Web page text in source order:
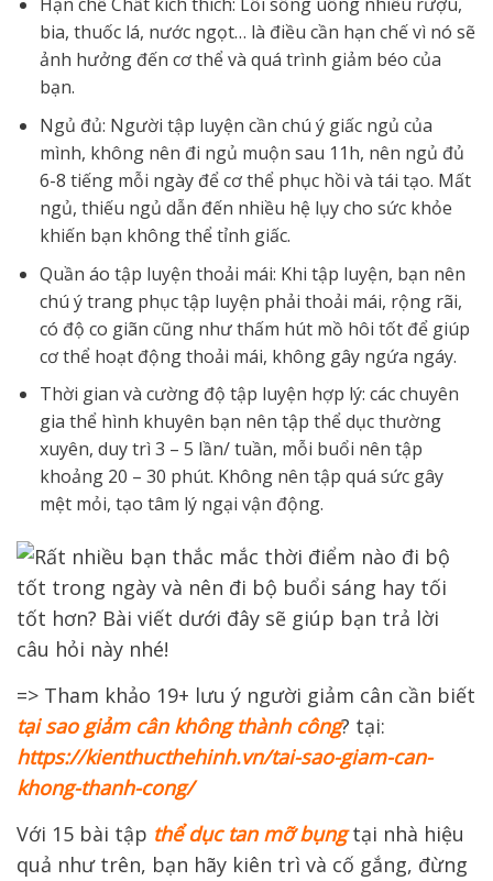
Hạn chế Chất kích thích: Lối sống uống nhiều rượu,
bia, thuốc lá, nước ngọt… là điều cần hạn chế vì nó sẽ
ảnh hưởng đến cơ thể và quá trình giảm béo của
bạn.
Ngủ đủ: Người tập luyện cần chú ý giấc ngủ của
mình, không nên đi ngủ muộn sau 11h, nên ngủ đủ
6-8 tiếng mỗi ngày để cơ thể phục hồi và tái tạo. Mất
ngủ, thiếu ngủ dẫn đến nhiều hệ lụy cho sức khỏe
khiến bạn không thể tỉnh giấc.
Quần áo tập luyện thoải mái: Khi tập luyện, bạn nên
chú ý trang phục tập luyện phải thoải mái, rộng rãi,
có độ co giãn cũng như thấm hút mồ hôi tốt để giúp
cơ thể hoạt động thoải mái, không gây ngứa ngáy.
Thời gian và cường độ tập luyện hợp lý: các chuyên
gia thể hình khuyên bạn nên tập thể dục thường
xuyên, duy trì 3 – 5 lần/ tuần, mỗi buổi nên tập
khoảng 20 – 30 phút. Không nên tập quá sức gây
mệt mỏi, tạo tâm lý ngại vận động.
=> Tham khảo 19+ lưu ý người giảm cân cần biết
tại sao giảm cân không thành công? tại:
https://kienthucthehinh.vn/tai-sao-giam-can-
khong-thanh-cong/
Với 15 bài tập thể dục tan mỡ bụngtại nhà hiệu
quả như trên, bạn hãy kiên trì và cố gắng, đừng